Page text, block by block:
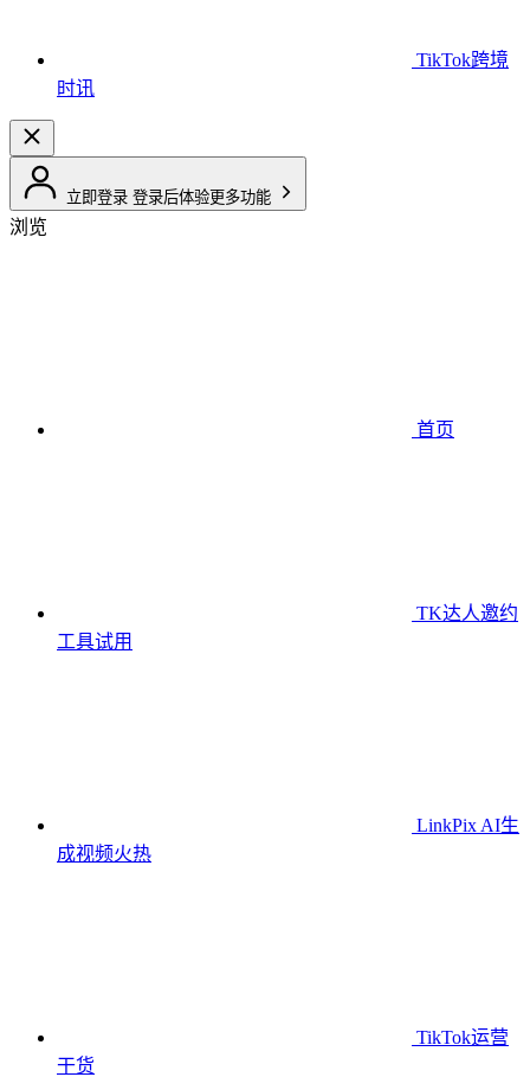
TikTok跨境
时讯
立即登录 登录后体验更多功能
浏览
首页
TK达人邀约
工具试用
LinkPix AI生
成视频火热
TikTok运营
干货